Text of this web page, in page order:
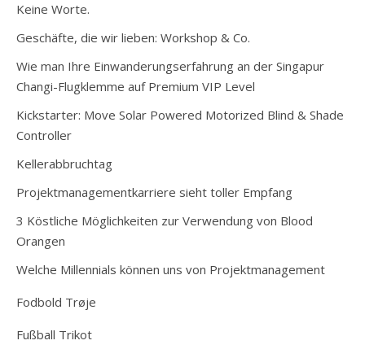
Keine Worte.
Geschäfte, die wir lieben: Workshop & Co.
Wie man Ihre Einwanderungserfahrung an der Singapur
Changi-Flugklemme auf Premium VIP Level
Kickstarter: Move Solar Powered Motorized Blind & Shade
Controller
Kellerabbruchtag
Projektmanagementkarriere sieht toller Empfang
3 Köstliche Möglichkeiten zur Verwendung von Blood
Orangen
Welche Millennials können uns von Projektmanagement
Fodbold Trøje
Fußball Trikot